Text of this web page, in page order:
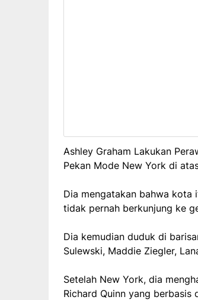
Ashley Graham Lakukan
Pekan Mode New York di
Dia mengatakan bahwa kota
tidak pernah berkunjung ke
Dia kemudian duduk di
Sulewski, Maddie Ziegler,
Setelah New York, dia
Richard Quinn yang berbasis